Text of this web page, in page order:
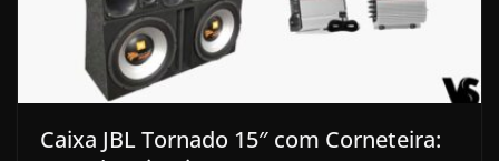
Caixa JBL Tornado 15″ com Corneteira: